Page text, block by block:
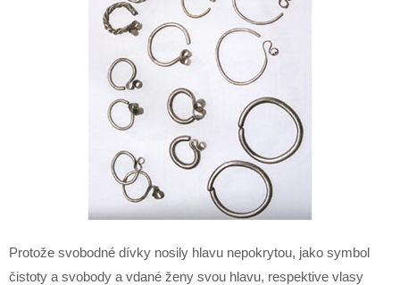
Protože svobodné dívky nosily hlavu nepokrytou, jako symbol
čistoty a svobody a vdané ženy svou hlavu, respektive vlasy